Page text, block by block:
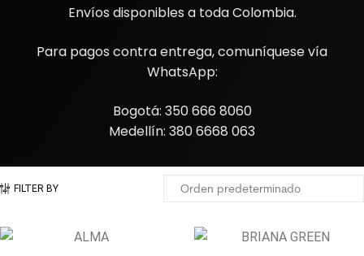
Envíos disponibles a toda Colombia.
Para pagos contra entrega, comuníquese vía
WhatsApp:
Bogotá: 350 666 8060
Medellín: 380 6668 063
FILTER BY